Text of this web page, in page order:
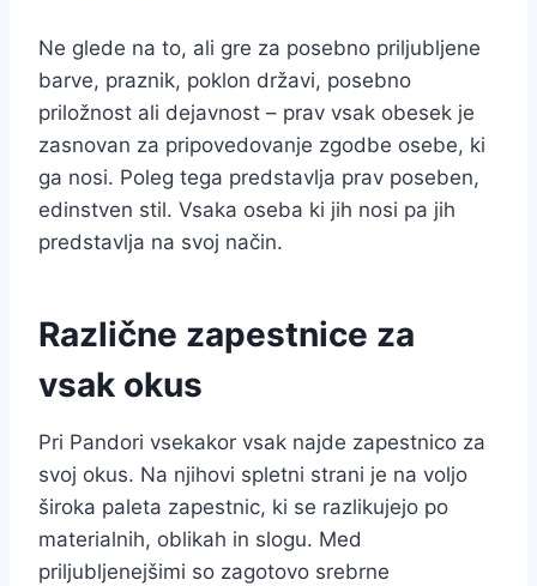
Ne glede na to, ali gre za posebno priljubljene
barve, praznik, poklon državi, posebno
priložnost ali dejavnost – prav vsak obesek je
zasnovan za pripovedovanje zgodbe osebe, ki
ga nosi. Poleg tega predstavlja prav poseben,
edinstven stil. Vsaka oseba ki jih nosi pa jih
predstavlja na svoj način.
Različne zapestnice za
vsak okus
Pri Pandori vsekakor vsak najde zapestnico za
svoj okus. Na njihovi spletni strani je na voljo
široka paleta zapestnic, ki se razlikujejo po
materialnih, oblikah in slogu. Med
priljubljenejšimi so zagotovo srebrne